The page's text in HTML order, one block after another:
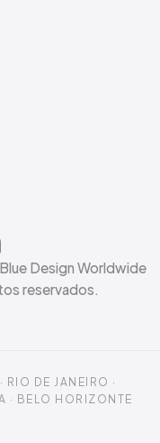
Design Worldwide
reservados.
RIO DE JANEIRO ·
· BELO HORIZONTE